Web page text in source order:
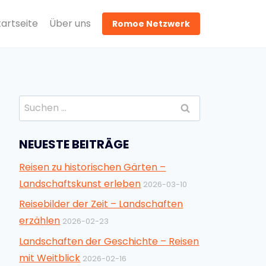
Über uns Romoe Netzwerk
Suchen
nach:
NEUESTE BEITRÄGE
Reisen zu historischen Gärten –
Landschaftskunst erleben 2026-03-10
Reisebilder der Zeit – Landschaften
erzählen 2026-02-23
Landschaften der Geschichte – Reisen
mit Weitblick 2026-02-16